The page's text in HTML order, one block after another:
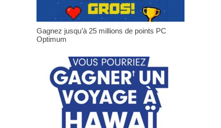
Gagnez jusqu’à 25 millions de points PC
Optimum